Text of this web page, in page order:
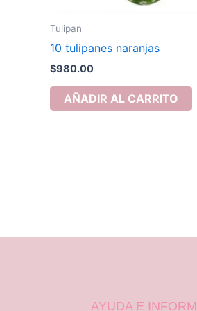
Tulipan
10 tulipanes naranjas
$980.00
AÑADIR AL CARRITO
AYUDA E